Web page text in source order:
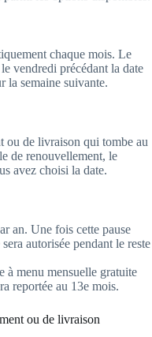
chaque mois. Le
vendredi précédant la date
la semaine suivante.
ou de livraison qui tombe au
de renouvellement, le
avez choisi la date.
an. Une fois cette pause
autorisée pendant le reste
à menu mensuelle gratuite
reportée au 13e mois.
ou de livraison